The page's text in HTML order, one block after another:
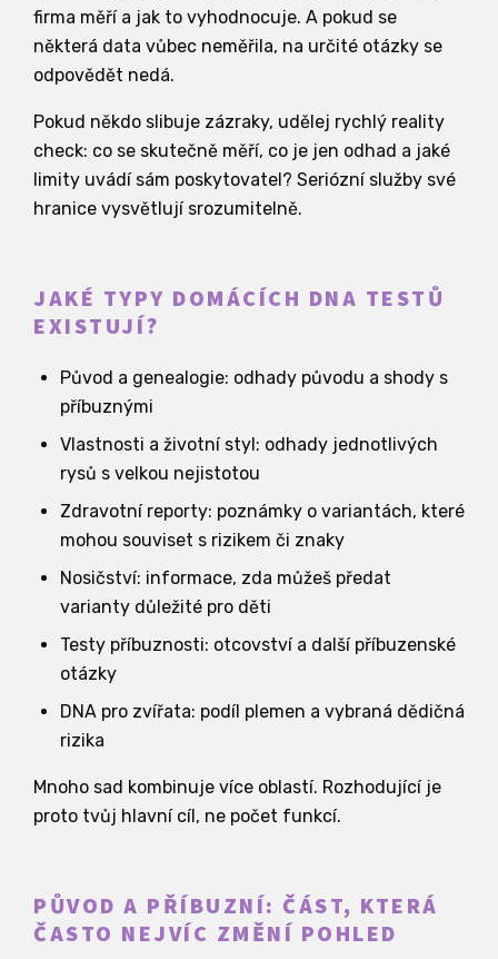
firma měří a jak to vyhodnocuje. A pokud se
některá data vůbec neměřila, na určité otázky se
odpovědět nedá.
Pokud někdo slibuje zázraky, udělej rychlý reality
check: co se skutečně měří, co je jen odhad a jaké
limity uvádí sám poskytovatel? Seriózní služby své
hranice vysvětlují srozumitelně.
JAKÉ TYPY DOMÁCÍCH DNA TESTŮ
EXISTUJÍ?
Původ a genealogie: odhady původu a shody s
příbuznými
Vlastnosti a životní styl: odhady jednotlivých
rysů s velkou nejistotou
Zdravotní reporty: poznámky o variantách, které
mohou souviset s rizikem či znaky
Nosičství: informace, zda můžeš předat
varianty důležité pro děti
Testy příbuznosti: otcovství a další příbuzenské
otázky
DNA pro zvířata: podíl plemen a vybraná dědičná
rizika
Mnoho sad kombinuje více oblastí. Rozhodující je
proto tvůj hlavní cíl, ne počet funkcí.
PŮVOD A PŘÍBUZNÍ: ČÁST, KTERÁ
ČASTO NEJVÍC ZMĚNÍ POHLED